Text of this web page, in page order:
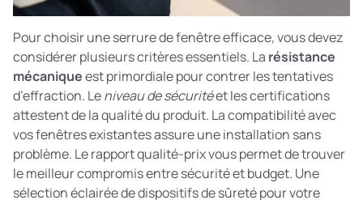
Pour choisir une serrure de fenêtre efficace, vous devez
considérer plusieurs critères essentiels. La résistance
mécaniqueest primordiale pour contrer les tentatives
d’effraction. Leniveau de sécuritéet les certifications
attestent de la qualité du produit. La compatibilité avec
vos fenêtres existantes assure une installation sans
problème. Le rapport qualité-prix vous permet de trouver
le meilleur compromis entre sécurité et budget. Une
sélection éclairée de dispositifs de sûreté pour votre